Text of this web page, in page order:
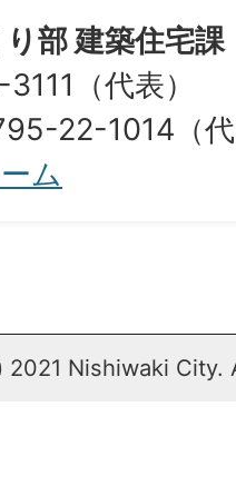
部 建築住宅課
（代表）
22-1014（
ム
2021 Nishiwaki City.